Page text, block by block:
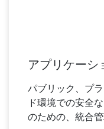
アプリケーシ
パブリック、プ
ド環境での安全
のための、統合